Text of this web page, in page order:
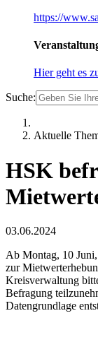
https://
Hier geht es
Suche:
Aktuelle
HSK
03.06.2024
Ab Montag, 10
zur
Kreisverwaltung
Befragung
Datengrundlage